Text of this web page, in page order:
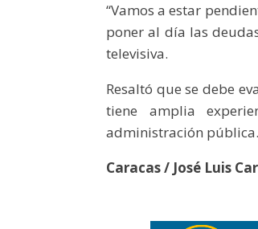
“Vamos a estar
poner al día las
televisiva.
Resaltó que se debe
tiene amplia
administración pública.
Caracas / José Luis